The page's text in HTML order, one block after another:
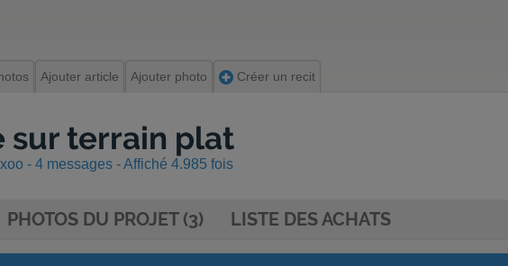
Ajouter article Ajouter photo Créer un recit
sur terrain plat
- 4 messages - Affiché 4.985 fois
PHOTOS DU PROJET (3) LISTE DES ACHATS